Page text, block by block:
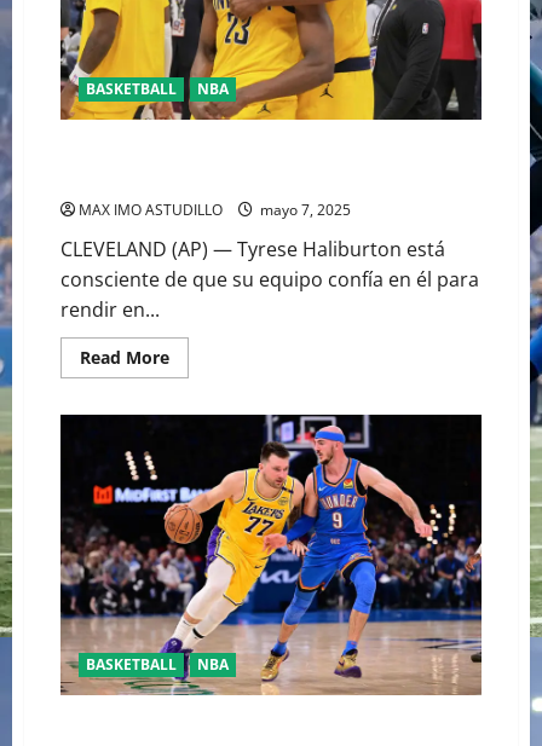
BASKETBALL NBA
MAX IMO ASTUDILLO mayo 7, 2025
CLEVELAND (AP) — Tyrese Haliburton está
consciente de que su equipo confía en él para
rendir en...
Read MoreRead
more
LLEVAN
2-
0
VENTAJA
A
LOS
CAVALIERS
BASKETBALL NBA